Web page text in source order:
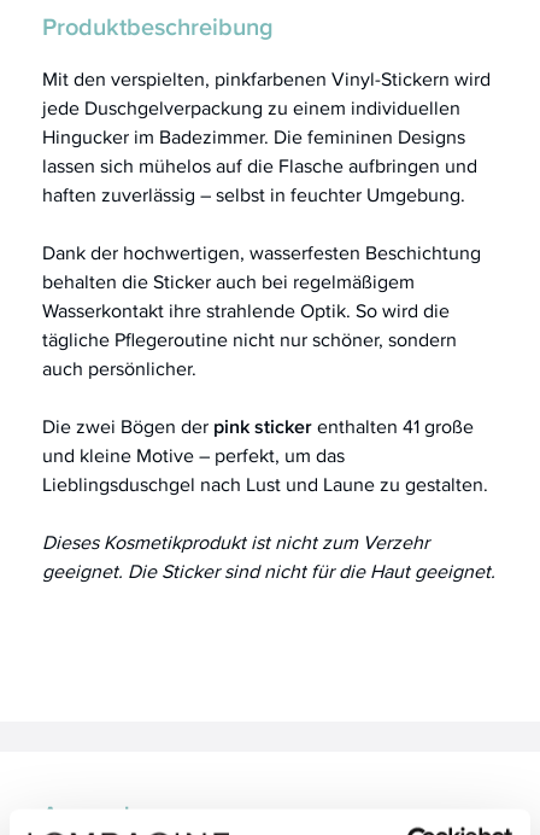
Produktbeschreibung
Mit den verspielten, pinkfarbenen Vinyl-Stickern wird
jede Duschgelverpackung zu einem individuellen
Hingucker im Badezimmer. Die femininen Designs
lassen sich mühelos auf die Flasche aufbringen und
haften zuverlässig – selbst in feuchter Umgebung.
Dank der hochwertigen, wasserfesten Beschichtung
behalten die Sticker auch bei regelmäßigem
Wasserkontakt ihre strahlende Optik. So wird die
tägliche Pflegeroutine nicht nur schöner, sondern
auch persönlicher.
Die zwei Bögen der pink stickerenthalten 41 große
und kleine Motive – perfekt, um das
Lieblingsduschgel nach Lust und Laune zu gestalten.
Dieses Kosmetikprodukt ist nicht zum Verzehr
geeignet. Die Sticker sind nicht für die Haut geeignet.
Anwendung